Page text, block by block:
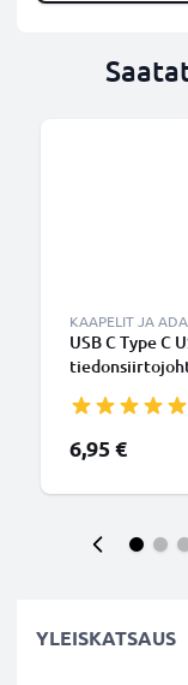
KAAPELIT JA
USB C Type C
6,95 €
YLEISKATSAUS